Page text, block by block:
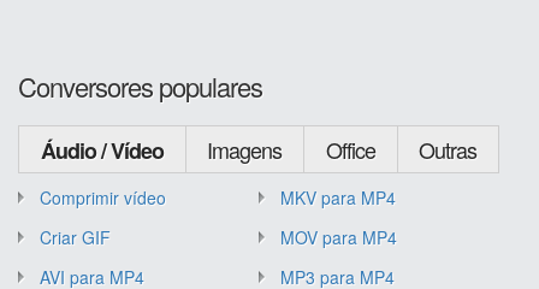
Conversores populares
Áudio / Vídeo Imagens Office Outras
Comprimir vídeo
MKV para MP4
Criar GIF
MOV para MP4
AVI para MP4
MP3 para MP4